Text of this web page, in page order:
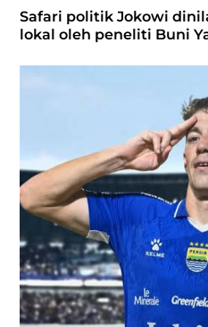
Safari politik Jokowi
lokal oleh peneliti Buni